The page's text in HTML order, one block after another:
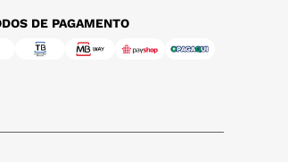
DE PAGAMENTO